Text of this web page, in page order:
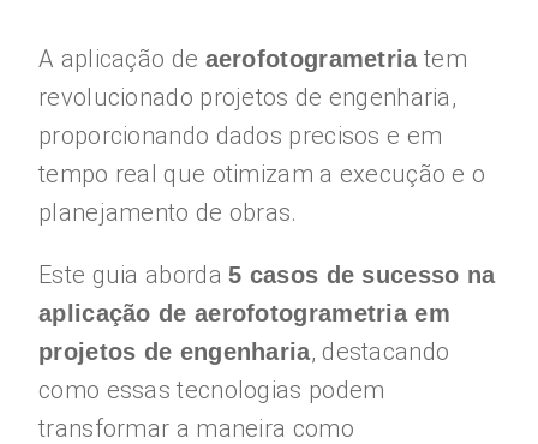
A aplicação de aerofotogrametriatem
revolucionado projetos de engenharia,
proporcionando dados precisos e em
tempo real que otimizam a execução e o
planejamento de obras.
Este guia aborda5 casos de sucesso na
aplicação de aerofotogrametria em
projetos de engenharia, destacando
como essas tecnologias podem
transformar a maneira como